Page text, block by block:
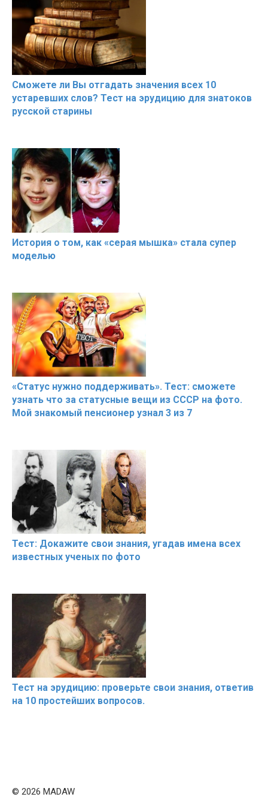
Сможете ли Вы отгадать значения всех 10
устаревших слов? Тест на эрудицию для знатоков
русской старины
История о том, как «серая мышка» стала супер
моделью
«Статус нужно поддерживать». Тест: сможете
узнать что за статусные вещи из СССР на фото.
Мой знакомый пенсионер узнал 3 из 7
Тест: Докажите свои знания, угадав имена всех
известных ученых по фото
Тест на эрудицию: проверьте свои знания, ответив
на 10 простейших вопросов.
© 2026 MADAW